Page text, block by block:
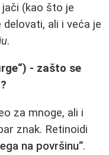
(kao što je
ali i veća je
.
- zašto se
za mnoge, ali i
znak. Retinoidi
na površinu“.